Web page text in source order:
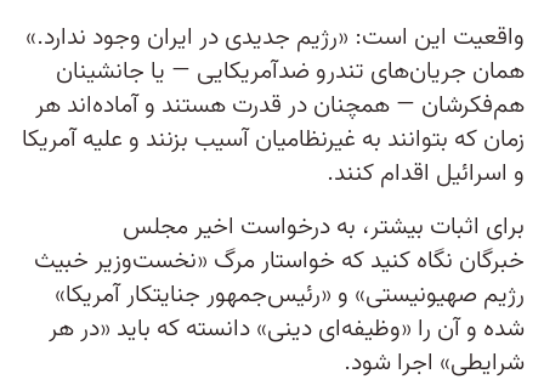
واقعیت این است: «رژیم جدیدی در ایران وجود ندارد.»
همان جریان‌های تندرو ضدآمریکایی — یا جانشینان
هم‌فکرشان — همچنان در قدرت هستند و آماده‌اند هر
زمان که بتوانند به غیرنظامیان آسیب بزنند و علیه آمریکا
و اسرائیل اقدام کنند.
برای اثبات بیشتر، به درخواست اخیر مجلس
خبرگان نگاه کنید که خواستار مرگ «نخست‌وزیر خبیث
رژیم صهیونیستی» و «رئیس‌جمهور جنایتکار آمریکا»
شده و آن را «وظیفه‌ای دینی» دانسته که باید «در هر
شرایطی» اجرا شود.